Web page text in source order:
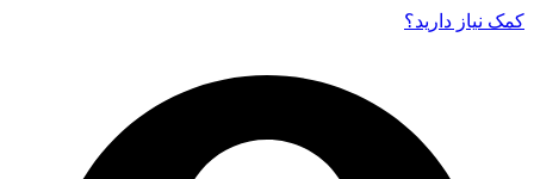
کمک نیاز دارید‌؟